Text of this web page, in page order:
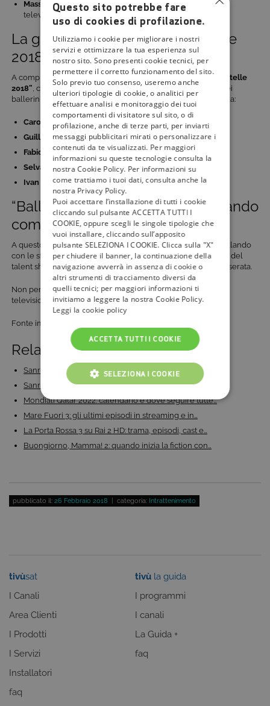
Massimiliano Morra– Uno dei volti più amati delle fiction
televisive, protagonista in “
Furore
La giuria di “Ballando con le stelle
2018”
A completare il cast ci saranno i
giudici di “Ballando con le stelle
2018”, che avranno il compito di valutare le performance dei
ballerini in gara. Anche quest’anno, la giuria sarà composta da:
Carolyn Smith
Guillermo Mariotto
Fabio Canino
Selvaggia Lucarelli
Ivan Zazzaroni
“Ballando con le stelle 2018”: quando
comincia?
A questo punto non ci resta che scoprire la data inizio di “Ballando
con le stelle 2018”. La prima puntata della 13esima edizione del
talent show diRai 1andrà in onda sabato 10 marzo, in prima serata.
Non perdetevi tutti gli aggiornamenti sulle novità in arrivo in
televisione: seguiteTivù La Guida.
Fonte immagine: rai.it
Related Posts:
Sanremo 2023: duetti e cover ufficiali, concorrenti…
Sanremo 2023: anticipazioni quarta serata, recap…
Mondiali Qatar 2022: calendario e dove seguire tutte…
Mare Fuori 3: gli ultimi episodi in streaming e in…
La Porta Rossa 3 su Rai 2 HD: trama, episodi, cast e…
Buongiorno, Mamma! 2: quando inizia la fiction con…
pubblicato il: 26 Febbraio 2018 | categoria: Intrattenimento
tivùsat
I Canali
Area Clienti
I Prodotti
I Servizi
Installatori
faq
tivù la guida
I programmi
I canali
La Guida +
faq
Questo sito potrebbe fare
uso di cookies di profilazione.
Utilizziamo i cookie per migliorare i nostri
servizi e ottimizzare la tua esperienza sul
nostro sito. Sono presenti cookie tecnici, per
permettere il corretto funzionamento del sito.
Solo previo tuo consenso, useremo anche
ulteriori tipologie di cookie, o analitici per
effettuare analisi e monitoraggio dei tuoi
comportamenti di visitatore sul sito, o di
profilazione, anche di terze parti, per inviarti
messaggi pubblicitari mirati o personalizzare i
contenuti da te visualizzati. Per maggiori
informazioni su queste tecnologie consulta la
nostra Cookie Policy. Per informazioni su
come trattiamo i tuoi dati, consulta anche la
nostra Privacy Policy.
Puoi accettare l’installazione di tutti i cookie
cliccando sul pulsante ACCETTA TUTTI I
COOKIE, oppure scegli le singole tipologie che
vuoi installare, cliccando sull’apposito
pulsante SELEZIONA I COOKIE. Clicca sulla "X"
per chiudere il banner, la continuazione della
navigazione avverrà in assenza di cookie o
altri strumenti di tracciamento diversi da
quelli tecnici; per maggiori informazioni ti
invitiamo a leggere la nostra Cookie Policy.
Leggi la cookie policy
ACCETTA TUTTI I COOKIE
SELEZIONA I COOKIE
COOKIE TECNICI
COOKIE ANALITICI
COOKIE DI PROFILAZIONE
funzionamento del nostro sito e non possono
risposta ad azioni da te effettuate nel corso della
servizi ai sensi di legge, come la corretta
Inoltre, ti permetteranno di navigare sul sito
selezionati (es. lingua, prodotti presenti nel